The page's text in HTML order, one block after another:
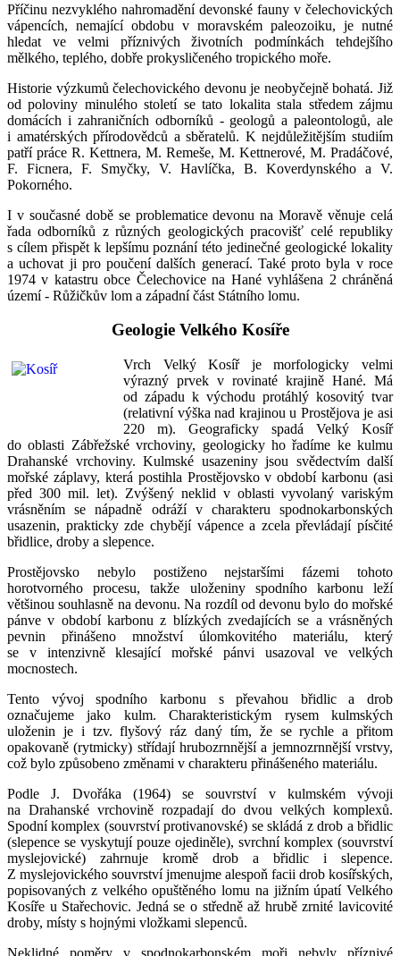
Příčinu nezvyklého nahromadění devonské fauny v čelechovických
vápencích, nemající obdobu v moravském paleozoiku, je nutné
hledat ve velmi příznivých životních podmínkách tehdejšího
mělkého, teplého, dobře prokysličeného tropického moře.
Historie výzkumů čelechovického devonu je neobyčejně bohatá. Již
od poloviny minulého století se tato lokalita stala středem zájmu
domácích i zahraničních odborníků - geologů a paleontologů, ale
i amatérských přírodovědců a sběratelů. K nejdůležitějším studiím
patří práce R. Kettnera, M. Remeše, M. Kettnerové, M. Pradáčové,
F. Ficnera, F. Smyčky, V. Havlíčka, B. Koverdynského a V.
Pokorného.
I v současné době se problematice devonu na Moravě věnuje celá
řada odborníků z různých geologických pracovišť celé republiky
s cílem přispět k lepšímu poznání této jedinečné geologické lokality
a uchovat ji pro poučení dalších generací. Také proto byla v roce
1974 v katastru obce Čelechovice na Hané vyhlášena 2 chráněná
území - Růžičkův lom a západní část Státního lomu.
Geologie Velkého Kosíře
Vrch Velký Kosíř je morfologicky velmi
výrazný prvek v rovinaté krajině Hané. Má
od západu k východu protáhlý kosovitý tvar
(relativní výška nad krajinou u Prostějova je asi
220 m). Geograficky spadá Velký Kosíř
do oblasti Zábřežské vrchoviny, geologicky ho řadíme ke kulmu
Drahanské vrchoviny. Kulmské usazeniny jsou svědectvím další
mořské záplavy, která postihla Prostějovsko v období karbonu (asi
před 300 mil. let). Zvýšený neklid v oblasti vyvolaný variským
vrásněním se nápadně odráží v charakteru spodnokarbonských
usazenin, prakticky zde chybějí vápence a zcela převládají písčité
břidlice, droby a slepence.
Prostějovsko nebylo postiženo nejstaršími fázemi tohoto
horotvorného procesu, takže uloženiny spodního karbonu leží
většinou souhlasně na devonu. Na rozdíl od devonu bylo do mořské
pánve v období karbonu z blízkých zvedajících se a vrásněných
pevnin přinášeno množství úlomkovitého materiálu, který
se v intenzivně klesající mořské pánvi usazoval ve velkých
mocnostech.
Tento vývoj spodního karbonu s převahou břidlic a drob
označujeme jako kulm. Charakteristickým rysem kulmských
uloženin je i tzv. flyšový ráz daný tím, že se rychle a přitom
opakovaně (rytmicky) střídají hrubozrnnější a jemnozrnnější vrstvy,
což bylo způsobeno změnami v charakteru přinášeného materiálu.
Podle J. Dvořáka (1964) se souvrství v kulmském vývoji
na Drahanské vrchovině rozpadají do dvou velkých komplexů.
Spodní komplex (souvrství protivanovské) se skládá z drob a břidlic
(slepence se vyskytují pouze ojediněle), svrchní komplex (souvrství
myslejovické) zahrnuje kromě drob a břidlic i slepence.
Z myslejovického souvrství jmenujme alespoň facii drob kosířských,
popisovaných z velkého opuštěného lomu na jižním úpatí Velkého
Kosíře u Stařechovic. Jedná se o středně až hrubě zrnité lavicovité
droby, místy s hojnými vložkami slepenců.